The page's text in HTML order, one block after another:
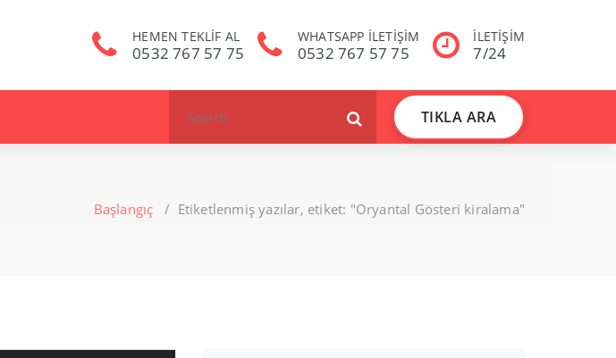
HEMEN TEKLİF AL
0532 767 57 75
WHATSAPP İLETİŞİM
0532 767 57 75
İLETİŞİM
7/24
for:
TIKLA ARA
Başlangıç / Etiketlenmiş yazılar, etiket: "Oryantal Gösteri kiralama"